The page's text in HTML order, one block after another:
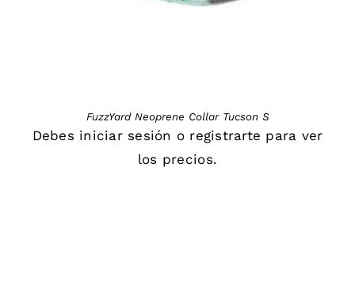
FuzzYard Neoprene Collar Tucson S
Debes iniciar sesión o registrarte para ver
los precios.